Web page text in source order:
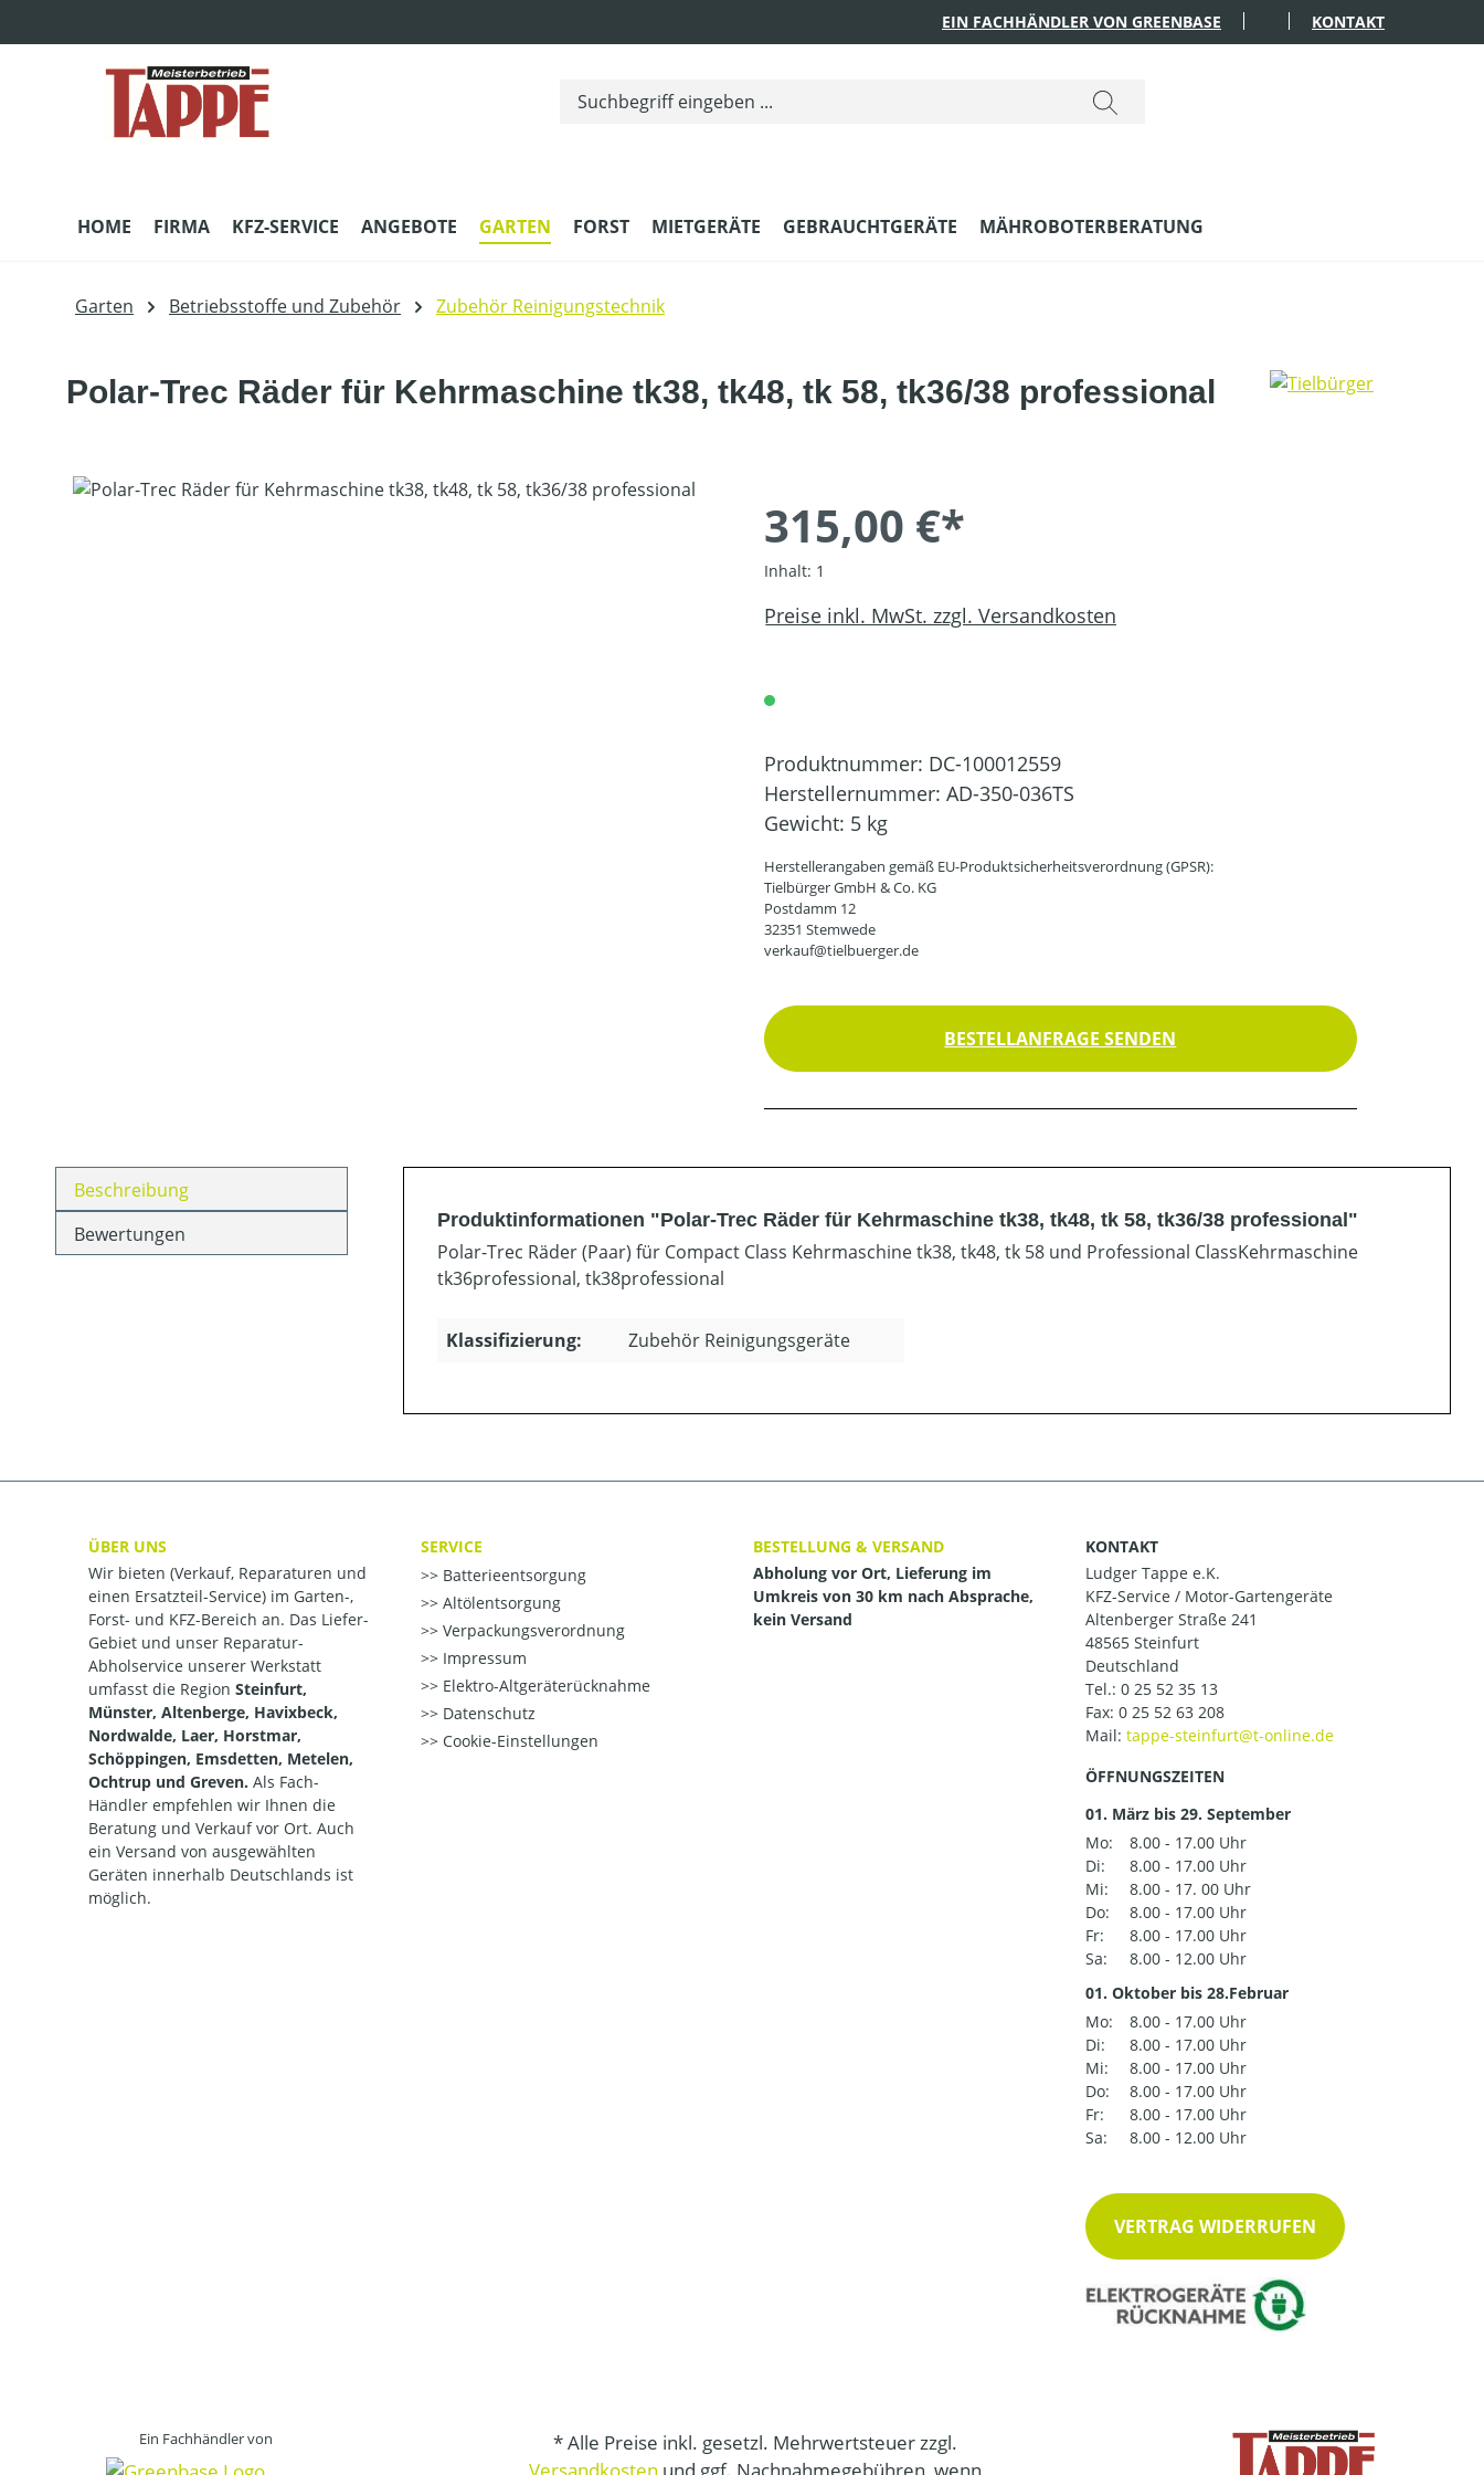
EIN FACHHÄNDLER VON GREENBASE KONTAKT
HOME FIRMA KFZ-SERVICE ANGEBOTE GARTEN FORST MIETGERÄTE GEBRAUCHTGERÄTE MÄHROBOTERBERATUNG
Garten Betriebsstoffe und Zubehör Zubehör Reinigungstechnik
Polar-Trec Räder für Kehrmaschine tk38, tk48, tk 58, tk36/38 professional
Bildergalerie überspringen
315,00 €*
Inhalt: 1
Preise inkl. MwSt. zzgl. Versandkosten
Produktnummer: DC-100012559
Herstellernummer: AD-350-036TS
Gewicht: 5 kg
Herstellerangaben gemäß EU-Produktsicherheitsverordnung (GPSR):
Tielbürger GmbH & Co. KG
Postdamm 12
32351 Stemwede
verkauf@tielbuerger.de
BESTELLANFRAGE SENDEN
Beschreibung
Bewertungen
Produktinformationen "Polar-Trec Räder für Kehrmaschine tk38, tk48, tk 58, tk36/38 professional"
Polar-Trec Räder (Paar) für Compact Class Kehrmaschine tk38, tk48, tk 58 und Professional ClassKehrmaschine
tk36professional, tk38professional
Klassifizierung: Zubehör Reinigungsgeräte
ÜBER UNS
Wir bieten (Verkauf, Reparaturen und
einen Ersatzteil-Service) im Garten-,
Forst- und KFZ-Bereich an. Das Liefer-
Gebiet und unser Reparatur-
Abholservice unserer Werkstatt
umfasst die Region Steinfurt,
Münster, Altenberge, Havixbeck,
Nordwalde, Laer, Horstmar,
Schöppingen, Emsdetten, Metelen,
Ochtrup und Greven. Als Fach-
Händler empfehlen wir Ihnen die
Beratung und Verkauf vor Ort. Auch
ein Versand von ausgewählten
Geräten innerhalb Deutschlands ist
möglich.
SERVICE
Batterieentsorgung
Altölentsorgung
Verpackungsverordnung
Impressum
Elektro-Altgeräterücknahme
Datenschutz
Cookie-Einstellungen
BESTELLUNG & VERSAND
Abholung vor Ort, Lieferung im
Umkreis von 30 km nach Absprache,
kein Versand
KONTAKT
Ludger Tappe e.K.
KFZ-Service / Motor-Gartengeräte
Altenberger Straße 241
48565 Steinfurt
Deutschland
Tel.: 0 25 52 35 13
Fax: 0 25 52 63 208
Mail:
ÖFFNUNGSZEITEN
01. März bis 29. September
Mo:
8.00 - 17.00 Uhr
Di:
8.00 - 17.00 Uhr
Mi:
8.00 - 17. 00 Uhr
Do:
8.00 - 17.00 Uhr
Fr:
8.00 - 17.00 Uhr
Sa:
8.00 - 12.00 Uhr
01. Oktober bis 28.Februar
Mo:
8.00 - 17.00 Uhr
Di:
8.00 - 17.00 Uhr
Mi:
8.00 - 17.00 Uhr
Do:
8.00 - 17.00 Uhr
Fr:
8.00 - 17.00 Uhr
Sa:
8.00 - 12.00 Uhr
VERTRAG WIDERRUFEN
Ein Fachhändler von
* Alle Preise inkl. gesetzl. Mehrwertsteuer zzgl.